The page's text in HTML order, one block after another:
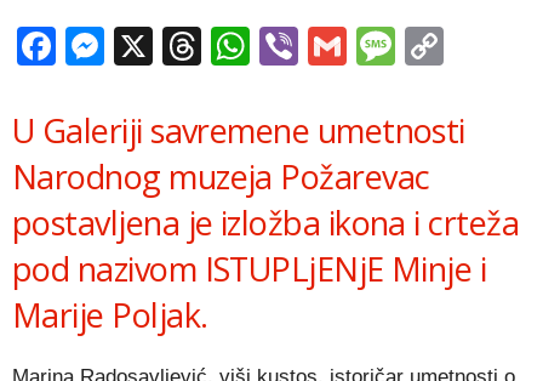
Facebook
Messenger
X Threads
WhatsApp
ViberGmail
U Galeriji savremene umetnosti
Narodnog muzeja Požarevac
postavljena je izložba ikona i crteža
pod nazivom ISTUPLjENjE Minje i
Marije Poljak.